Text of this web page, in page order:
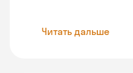
Читать дальше